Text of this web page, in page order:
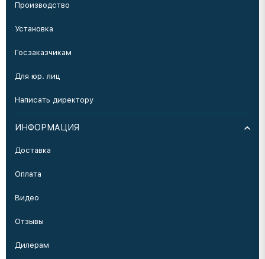
Производство
Установка
Госзаказчикам
Для юр. лиц
Написать директору
ИНФОРМАЦИЯ
Доставка
Оплата
Видео
Отзывы
Дилерам